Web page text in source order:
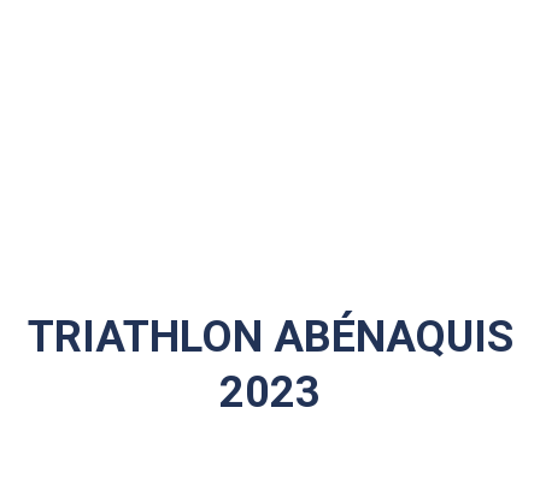
TRIATHLON ABÉNAQUIS
2023